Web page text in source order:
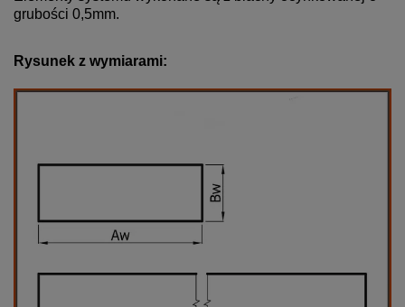
grubości 0,5mm.
Rysunek z wymiarami: